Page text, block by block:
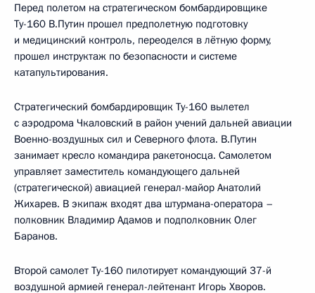
Перед полетом на стратегическом бомбардировщике
Ту-160 В.Путин прошел предполетную подготовку
и медицинский контроль, переоделся в лётную форму,
прошел инструктаж по безопасности и системе
катапультирования.
Стратегический бомбардировщик Ту-160 вылетел
с аэродрома Чкаловский в район учений дальней авиации
Военно-воздушных сил и Северного флота. В.Путин
занимает кресло командира ракетоносца. Самолетом
управляет заместитель командующего дальней
(стратегической) авиацией генерал-майор Анатолий
Жихарев. В экипаж входят два штурмана-оператора –
полковник Владимир Адамов и подполковник Олег
Баранов.
Второй самолет Ту-160 пилотирует командующий 37-й
воздушной армией генерал-лейтенант Игорь Хворов.